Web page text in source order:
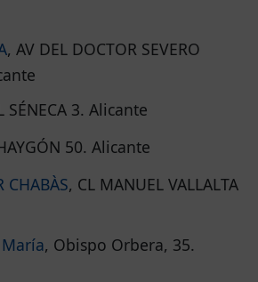
, AV DEL DOCTOR SEVERO
SÉNECA 3. Alicante
50. Alicante
CHABÀS, CL MANUEL VALLALTA
, Obispo Orbera, 35.